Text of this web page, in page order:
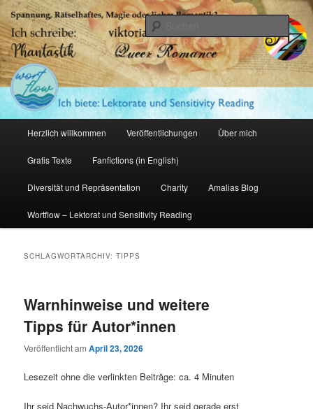
Zum
primären
Inhalt
springen
Zum
sekundären
Inhalt
springenAmalia Zeichnerin
Herzlich willkommen Veröffentlichungen Über mich
Gratis Texte Fanfictions (in English)
Diversität und Repräsentation Charity Amalias Blog
Wortflow – Lektorat und Sensitivity Reading
SCHLAGWORTARCHIV:TIPPS
Warnhinweise und weitere
Tipps für Autor*innen
Veröffentlicht amApril 23, 2026
Lesezeit ohne die verlinkten Beiträge: ca. 4 Minuten
Ihr seid Nachwuchs-Autor*innen? Ihr seid gerade erst